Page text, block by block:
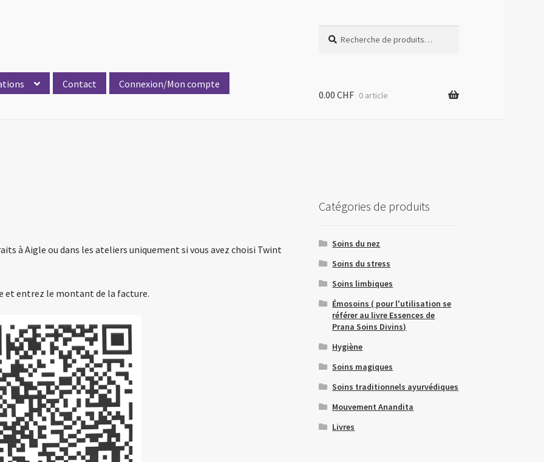
Contact
Connexion/Mon compte
0.00 CHF 0 article
à Aigle ou dans les ateliers uniquement si vous avez choisi Twint
et entrez le montant de la facture.
Catégories de produits
Soins du nez
Soins du stress
Soins limbiques
Émosoins ( pour l'utilisation se
référer au livre Essences de
Prana Soins Divins)
Hygiène
Soins magiques
Soins traditionnels ayurvédiques
Mouvement Anandita
Livres